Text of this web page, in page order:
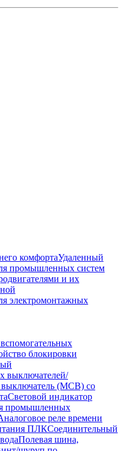
комфортаУдаленный
промышленных систем
и их
электромонтажных
блокировки
выключателей/
(MCB) со
Световой индикатор
промышленных
реле времени
ПЛКСоединительный
Полевая шина,